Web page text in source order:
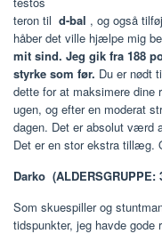
teron til d-bal , og også
håber det ville hjælpe mig
mit sind. Jeg gik fra 188
styrke som før. Du er nødt
dette for at maksimere dine
ugen, og efter en moderat
dagen. Det er absolut værd
Det er en stor ekstra tillæg.
Darko (ALDERSGRUPPE:
Som skuespiller og
tidspunkter, jeg havde gode